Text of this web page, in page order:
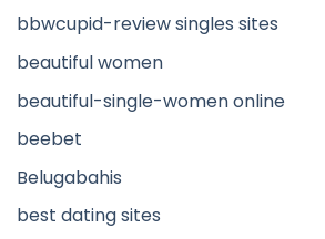
bbwcupid-review singles sites
beautiful women
beautiful-single-women online
beebet
Belugabahis
best dating sites